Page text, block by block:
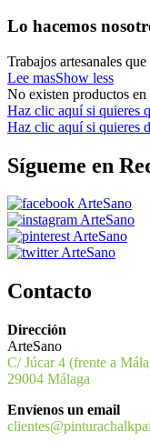
Lo hacemos
Trabajos artesanales
Lee masShow less
No existen productos en
Haz clic aquí si quieres
Haz clic aquí si quieres
Sígueme en
Contacto
Dirección
ArteSano
C/ Júcar 4 (frente a
29004 Málaga
Envíenos un email